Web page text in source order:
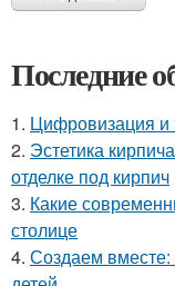
Последние
1. Цифровизация
2. Эстетика
отделке под кирпич
3. Какие
столице
4. Создаем вместе: